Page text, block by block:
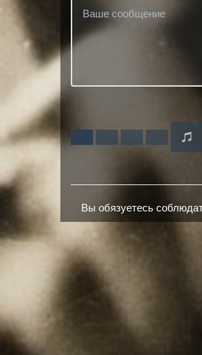
Вы обязуетесь